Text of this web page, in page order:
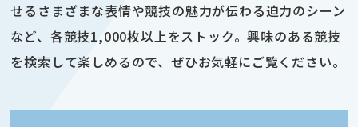
せるさまざまな表情や競技の魅力が伝わる迫力のシーン
など、各競技1,000枚以上をストック。興味のある競技
を検索して楽しめるので、ぜひお気軽にご覧ください。